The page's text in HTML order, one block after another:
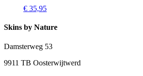
€ 35,95
Skins by Nature
Damsterweg 53
9911 TB Oosterwijtwerd